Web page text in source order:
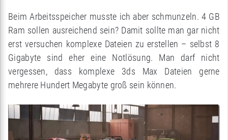
Beim Arbeitsspeicher musste ich aber schmunzeln. 4 GB
Ram sollen ausreichend sein? Damit sollte man gar nicht
erst versuchen komplexe Dateien zu erstellen – selbst 8
Gigabyte sind eher eine Notlösung. Man darf nicht
vergessen, dass komplexe 3ds Max Dateien gerne
mehrere Hundert Megabyte groß sein können.